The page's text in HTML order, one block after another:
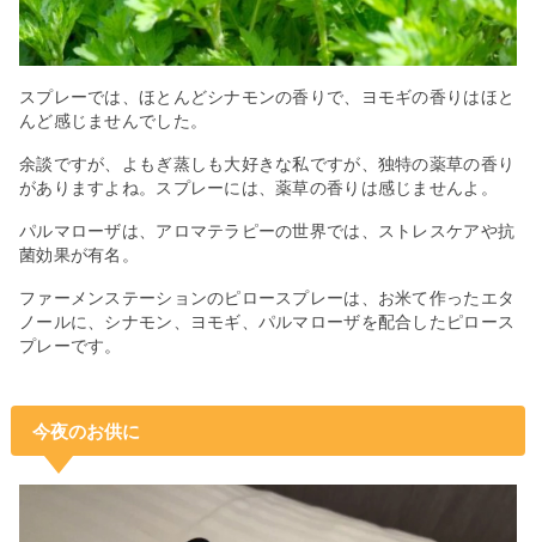
スプレーでは、ほとんどシナモンの香りで、ヨモギの香りはほと
んど感じませんでした。
余談ですが、よもぎ蒸しも大好きな私ですが、独特の薬草の香り
がありますよね。スプレーには、薬草の香りは感じませんよ。
パルマローザは、アロマテラピーの世界では、ストレスケアや抗
菌効果が有名。
ファーメンステーションのピロースプレーは、お米て作ったエタ
ノールに、シナモン、ヨモギ、パルマローザを配合したピロース
プレーです。
今夜のお供に